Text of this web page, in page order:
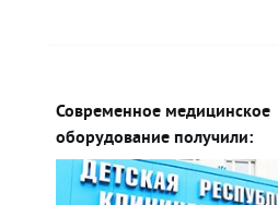
Современное медицинское
оборудование получили: